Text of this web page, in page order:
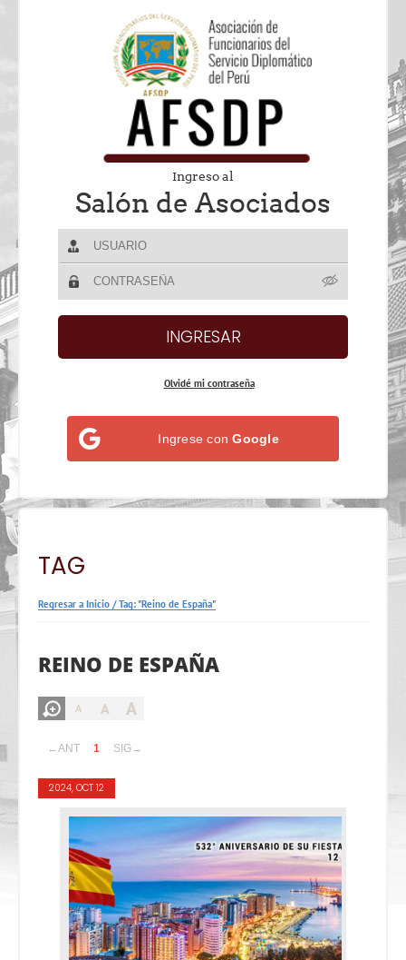
Ingreso al
Salón de Asociados
Olvidé mi contraseña
Ingrese conGoogle
TAG
Regresar a Inicio /Tag: "Reino de España"
REINO DE ESPAÑA
A A A
←ANT 1 SIG→
2024, OCT 12